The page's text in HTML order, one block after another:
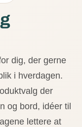
dig, der gerne
i hverdagen.
der
og bord, idéer til
lettere at